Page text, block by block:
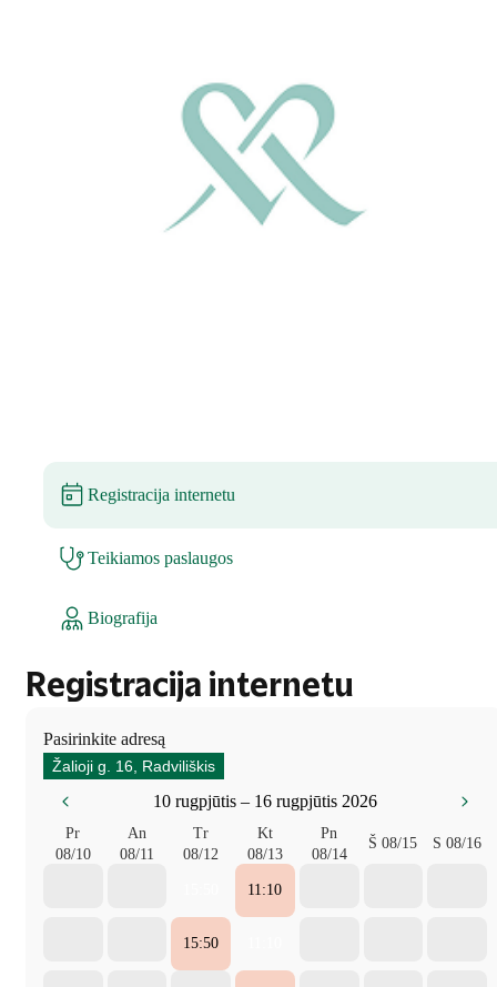
Registracija internetu
Teikiamos paslaugos
Biografija
Registracija internetu
Pasirinkite adresą
Žalioji g. 16, Radviliškis
10 rugpjūtis – 16 rugpjūtis 2026
Pr
08/10
An
08/11
Tr
08/12
Kt
08/13
Pn
08/14
Š 08/15 S 08/16
11:10
15:50